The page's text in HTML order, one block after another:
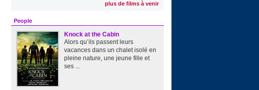
plus de films à venir
People
Knock at the Cabin
Alors qu’ils passent leurs
vacances dans un chalet isolé en
pleine nature, une jeune fille et
ses ...